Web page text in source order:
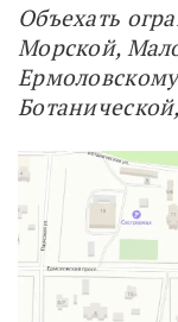
Объехать
Морской,